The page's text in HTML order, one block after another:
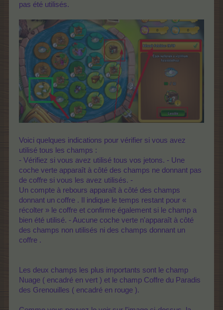
pas été utilisés.
Voici quelques indications pour vérifier si vous avez
utilisé tous les champs :
- Vérifiez si vous avez utilisé tous vos jetons. - Une
coche verte apparaît à côté des champs ne donnant pas
de coffre si vous les avez utilisés. -
Un compte à rebours apparaît à côté des champs
donnant un coffre . Il indique le temps restant pour «
récolter » le coffre et confirme également si le champ a
bien été utilisé. - Aucune coche verte n'apparaît à côté
des champs non utilisés ni des champs donnant un
coffre .
Les deux champs les plus importants sont le champ
Nuage ( encadré en vert ) et le champ Coffre du Paradis
des Grenouilles ( encadré en rouge ). ​